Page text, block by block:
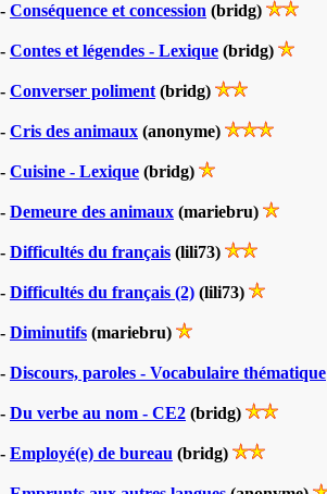
- Conséquence et concession (bridg)
- Contes et légendes - Lexique (bridg)
- Converser poliment (bridg)
- Cris des animaux (anonyme)
- Cuisine - Lexique (bridg)
- Demeure des animaux (mariebru)
- Difficultés du français (lili73)
- Difficultés du français (2) (lili73)
- Diminutifs (mariebru)
- Discours, paroles - Vocabulaire thématique
- Du verbe au nom - CE2 (bridg)
- Employé(e) de bureau (bridg)